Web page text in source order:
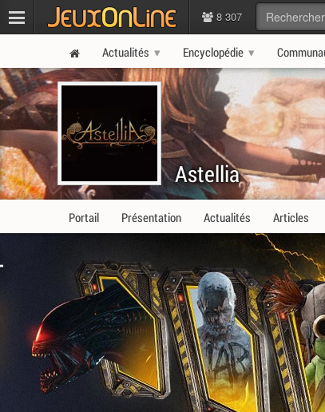
8 307
Actualités Encyclopédie
Astellia
Portail Présentation Actualités Articles